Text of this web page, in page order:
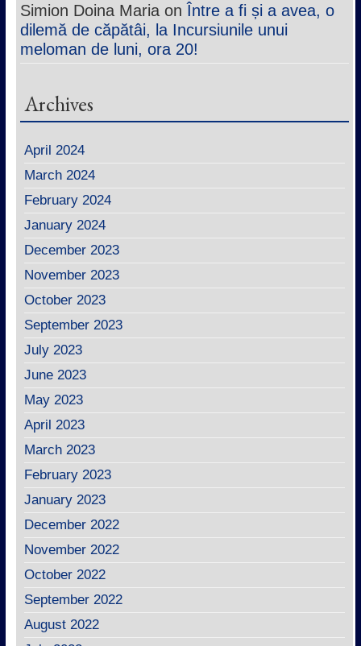
Simion Doina MariaonÎntre a fi și a avea, o
dilemă de căpătâi, la Incursiunile unui
meloman de luni, ora 20!
Archives
April 2024
March 2024
February 2024
January 2024
December 2023
November 2023
October 2023
September 2023
July 2023
June 2023
May 2023
April 2023
March 2023
February 2023
January 2023
December 2022
November 2022
October 2022
September 2022
August 2022